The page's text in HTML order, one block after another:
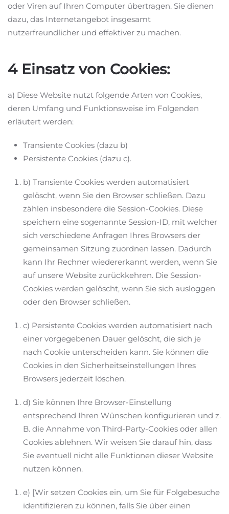
oder Viren auf Ihren Computer übertragen. Sie dienen
dazu, das Internetangebot insgesamt
nutzerfreundlicher und effektiver zu machen.
4 Einsatz von Cookies:
a) Diese Website nutzt folgende Arten von Cookies,
deren Umfang und Funktionsweise im Folgenden
erläutert werden:
Transiente Cookies (dazu b)
Persistente Cookies (dazu c).
b) Transiente Cookies werden automatisiert
gelöscht, wenn Sie den Browser schließen. Dazu
zählen insbesondere die Session-Cookies. Diese
speichern eine sogenannte Session-ID, mit welcher
sich verschiedene Anfragen Ihres Browsers der
gemeinsamen Sitzung zuordnen lassen. Dadurch
kann Ihr Rechner wiedererkannt werden, wenn Sie
auf unsere Website zurückkehren. Die Session-
Cookies werden gelöscht, wenn Sie sich ausloggen
oder den Browser schließen.
c) Persistente Cookies werden automatisiert nach
einer vorgegebenen Dauer gelöscht, die sich je
nach Cookie unterscheiden kann. Sie können die
Cookies in den Sicherheitseinstellungen Ihres
Browsers jederzeit löschen.
d) Sie können Ihre Browser-Einstellung
entsprechend Ihren Wünschen konfigurieren und z.
B. die Annahme von Third-Party-Cookies oder allen
Cookies ablehnen. Wir weisen Sie darauf hin, dass
Sie eventuell nicht alle Funktionen dieser Website
nutzen können.
e) [Wir setzen Cookies ein, um Sie für Folgebesuche
identifizieren zu können, falls Sie über einen